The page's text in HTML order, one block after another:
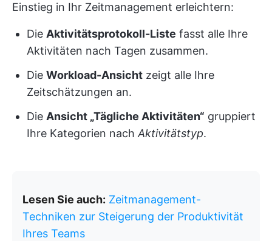
Einstieg in Ihr Zeitmanagement erleichtern:
Die Aktivitätsprotokoll-Liste fasst alle Ihre
Aktivitäten nach Tagen zusammen.
Die Workload-Ansicht zeigt alle Ihre
Zeitschätzungen an.
Die Ansicht „Tägliche Aktivitäten“ gruppiert
Ihre Kategorien nachAktivitätstyp.
Lesen Sie auch: Zeitmanagement-
Techniken zur Steigerung der Produktivität
Ihres Teams